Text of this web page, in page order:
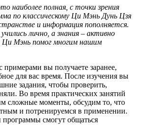
наиболее полная, с точки зрения
по классическому Ци Мэнь Дунь Цзя
и информация пополняется.
лично, а знания – активно
Ци Мэнь помог многим нашим
примерами вы получаете заранее,
для вас время. После изучения вы
задания, чтобы проверить,
Во время практических занятий
сложные моменты, обсудим то, что
и потренируемся в применении.
программы смогут общаться